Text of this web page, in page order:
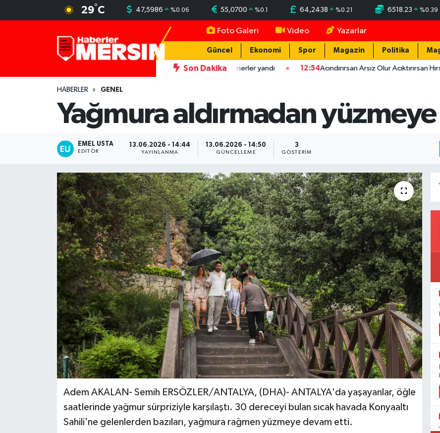
29°C 47,5986 %0.06 55,0700 %0.1 64,2438 %0.21 6518.23 %0.39
Foto Galeri Video Yazarlar
Güncel Ekonomi Spor Magazin Politika
Son Dakika
İşçilerin kaldığı konteynerler yandı 12:54Acındırırsan Arsız Olur Acıktırırsan Hırsız Olur
HABERLER GENEL
Yağmura aldırmadan
EMEL USTA
EDITÖR
13.06.2026 - 14:44
YAYINLANMA
13.06.2026 - 14:50
GÜNCELLEME
3
GÖSTERIM
Adem AKALAN- Semih ERSÖZLER/ANTALYA, (DHA)- ANTALYA'da yaşayanlar, öğle
saatlerinde yağmur sürpriziyle karşılaştı. 30 dereceyi bulan sıcak havada Konyaaltı
Sahili'ne gelenlerden bazıları, yağmura rağmen yüzmeye devam etti.
Mersin Nöbetçi Eczaneler
Mersin Hava Durumu
Mersin Trafik Yoğunluk Haritası
Süper Lig Puan Durumu ve Fikstür
Tüm Manşetler
Haber Arşivi